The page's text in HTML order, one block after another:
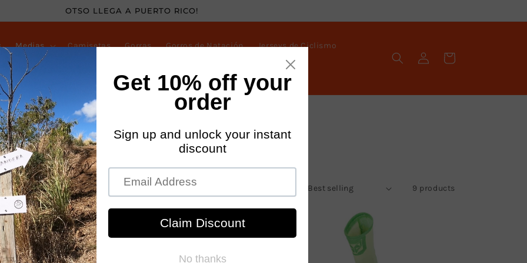
OTSO LLEGA A PUERTO RICO!
Medias Camisetas Gorras Gorros de Natación Jerseys de Ciclismo
Log
in
Cart
9 products